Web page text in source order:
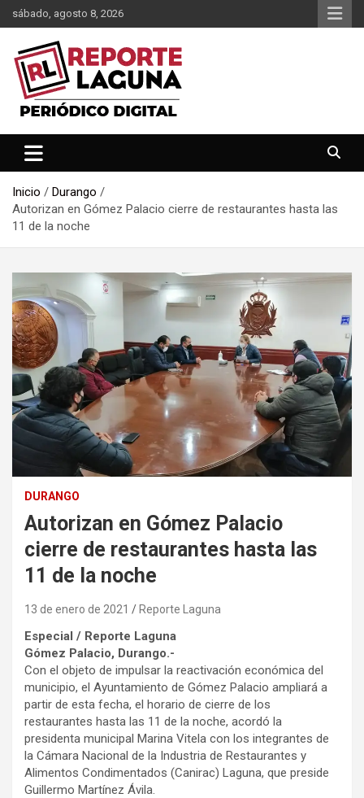
Saltar
al
contenido
sábado, agosto 8, 2026
Reporte Laguna
Inicio
Durango
Autorizan en Gómez Palacio cierre de restaurantes hasta las
11 de la noche
DURANGO
Autorizan en Gómez Palacio
cierre de restaurantes hasta las
11 de la noche
13 de enero de 2021 Reporte Laguna
Especial / Reporte Laguna
Gómez Palacio, Durango.-
Con el objeto de impulsar la reactivación económica del
municipio, el Ayuntamiento de Gómez Palacio ampliará a
partir de esta fecha, el horario de cierre de los
restaurantes hasta las 11 de la noche, acordó la
presidenta municipal Marina Vitela con los integrantes de
la Cámara Nacional de la Industria de Restaurantes y
Alimentos Condimentados (Canirac) Laguna, que preside
Guillermo Martínez Ávila.